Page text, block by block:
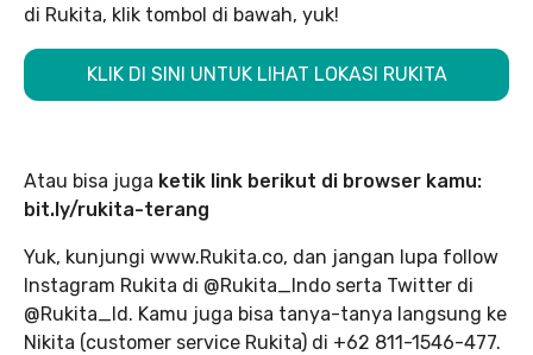
di Rukita, klik tombol di bawah, yuk!
KLIK DI SINI UNTUK LIHAT LOKASI RUKITA
Atau bisa juga ketik link berikut di browser kamu:
bit.ly/rukita-terang
Yuk, kunjungi www.Rukita.co, dan jangan lupa follow
Instagram Rukita di @Rukita_Indo serta Twitter di
@Rukita_Id. Kamu juga bisa tanya-tanya langsung ke
Nikita (customer service Rukita) di +62 811-1546-477.